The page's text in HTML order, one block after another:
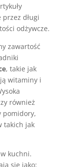
długi
odżywcze.
zawartość
, takie jak
witaminy i
również
pomidory,
takich jak
kuchni.
się jako: